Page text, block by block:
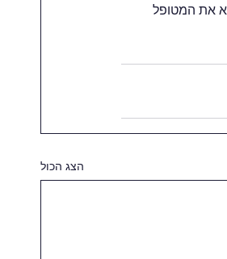
את המטופל
הצג הכול